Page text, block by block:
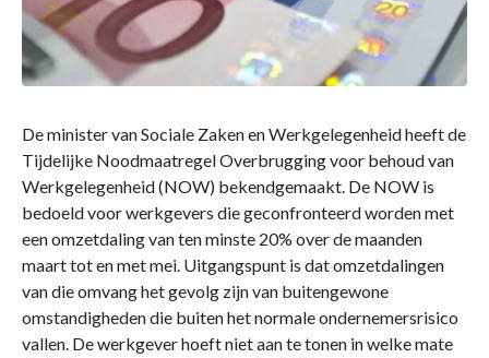
De minister van Sociale Zaken en Werkgelegenheid heeft de
Tijdelijke Noodmaatregel Overbrugging voor behoud van
Werkgelegenheid (NOW) bekendgemaakt. De NOW is
bedoeld voor werkgevers die geconfronteerd worden met
een omzetdaling van ten minste 20% over de maanden
maart tot en met mei. Uitgangspunt is dat omzetdalingen
van die omvang het gevolg zijn van buitengewone
omstandigheden die buiten het normale ondernemersrisico
vallen. De werkgever hoeft niet aan te tonen in welke mate